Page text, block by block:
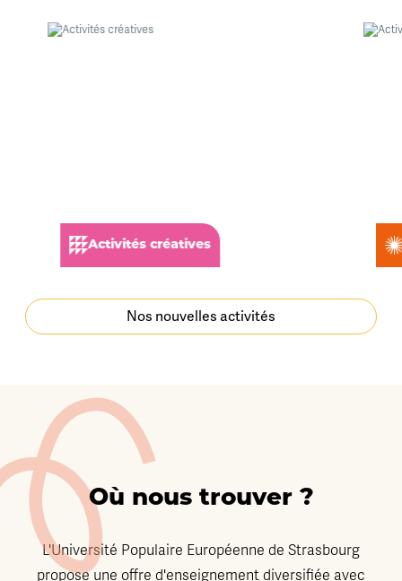
Activités créatives
Nos nouvelles activités
Où nous trouver ?
L'Université Populaire Européenne de Strasbourg
propose une offre d'enseignement diversifiée avec